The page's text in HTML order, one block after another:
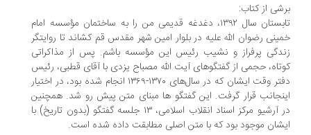
برشی از کتاب:
تابستان سال ۱۳۹۲، دغدغه قدیمی من را به ساختمان مؤسسه امام
خمینی رضوان الله علیه در بلوار امین شهر مقدس قم کشاند تا روایتگر
زندگی پرفراز و نشیب رئیس این مؤسسه باشم. پس از مذاکراتی
کوتاه، حجمی از گفتگوهای آیت الله مصباح یزدی با آقای قطبی، رئیس
دفتر وقت ایشان که در سال‌های ۱۳۷۰-۱۳۶۹ انجام شده بود، در اختیار
اینجانب قرار گرفت. این گفتگو ها مبنای متن پیش رو شد. همچنین
در آرشیو مرکز اسناد انقلاب اسلامی، ۱۳ جلسه گفتگو (بدون تاریخ) با
ایشان موجود بود که با متن اصلی مطابقت داده شده است.